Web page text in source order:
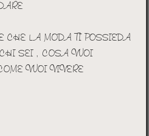
CHE LA MODA TI POSSIEDA
SEI , COSA VUOI
VUOI VIVERE